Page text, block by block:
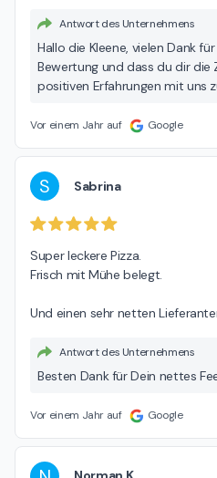
Antwort des Unternehmens
Hallo die Kleene, vielen Dank für deine wunderbare
Bewertung und dass du dir
positiven Erfahrungen mit uns
unserem Service und dem
Grüße dein Freddy-Fresh Team
Vor einem Jahr auf Google
S Sabrina
Super leckere Pizza.
Frisch mit Mühe belegt.
Und einen sehr netten
Antwort des Unternehmens
Besten Dank für Dein nettes
Vor einem Jahr auf Google